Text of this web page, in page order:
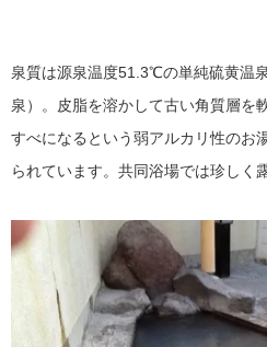
泉質は源泉温度51.3℃の単純硫黄温
泉）。皮脂を溶かして古い角質層を
すべになるという弱アルカリ性のお
られています。共同浴場では珍しく